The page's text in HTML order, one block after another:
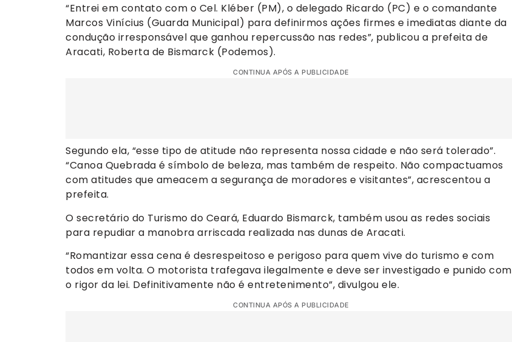
“Entrei em contato com o Cel. Kléber (PM), o delegado Ricardo (PC) e o comandante
Marcos Vinícius (Guarda Municipal) para definirmos ações firmes e imediatas diante da
condução irresponsável que ganhou repercussão nas redes”, publicou a prefeita de
Aracati, Roberta de Bismarck (Podemos).
CONTINUA APÓS A PUBLICIDADE
Segundo ela, “esse tipo de atitude não representa nossa cidade e não será tolerado”.
“Canoa Quebrada é símbolo de beleza, mas também de respeito. Não compactuamos
com atitudes que ameacem a segurança de moradores e visitantes”, acrescentou a
prefeita.
O secretário do Turismo do Ceará, Eduardo Bismarck, também usou as redes sociais
para repudiar a manobra arriscada realizada nas dunas de Aracati.
“Romantizar essa cena é desrespeitoso e perigoso para quem vive do turismo e com
todos em volta. O motorista trafegava ilegalmente e deve ser investigado e punido com
o rigor da lei. Definitivamente não é entretenimento”, divulgou ele.
CONTINUA APÓS A PUBLICIDADE